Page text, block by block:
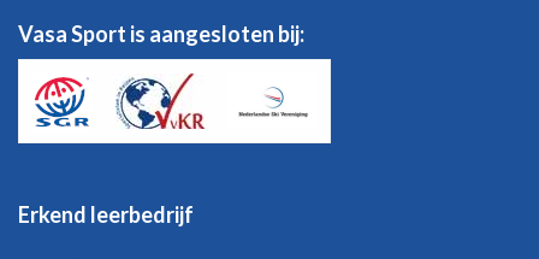
Vasa Sport is aangesloten bij:
Erkend leerbedrijf